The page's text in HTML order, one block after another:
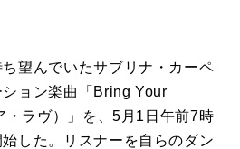
望んでいたサブリナ・カーペ
ョン楽曲「Bring Your
・ラヴ）」を、5月1日午前7時
始した。リスナーを自らのダン